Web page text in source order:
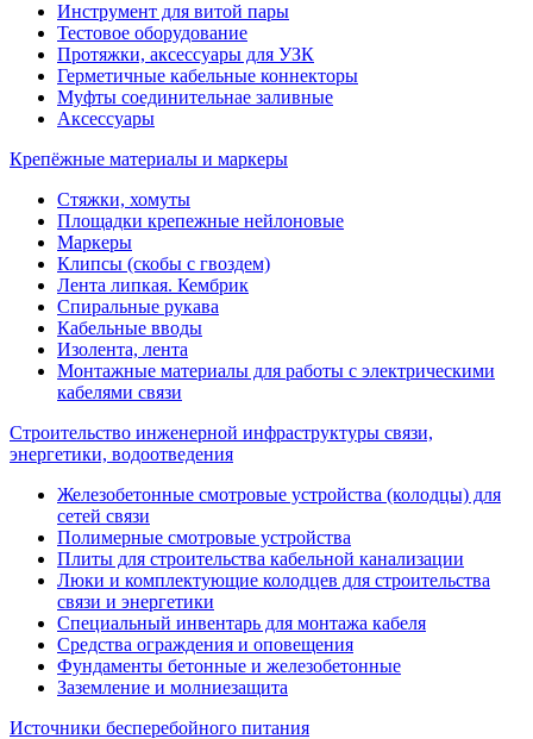
Инструмент для витой пары
Тестовое оборудование
Протяжки, аксессуары для УЗК
Герметичные кабельные коннекторы
Муфты соединительнае заливные
Аксессуары
Крепёжные материалы и маркеры
Стяжки, хомуты
Площадки крепежные нейлоновые
Маркеры
Клипсы (скобы с гвоздем)
Лента липкая. Кембрик
Спиральные рукава
Кабельные вводы
Изолента, лента
Монтажные материалы для работы с электрическими
кабелями связи
Строительство инженерной инфраструктуры связи,
энергетики, водоотведения
Железобетонные смотровые устройства (колодцы) для
сетей связи
Полимерные смотровые устройства
Плиты для строительства кабельной канализации
Люки и комплектующие колодцев для строительства
связи и энергетики
Специальный инвентарь для монтажа кабеля
Средства ограждения и оповещения
Фундаменты бетонные и железобетонные
Заземление и молниезащита
Источники бесперебойного питания